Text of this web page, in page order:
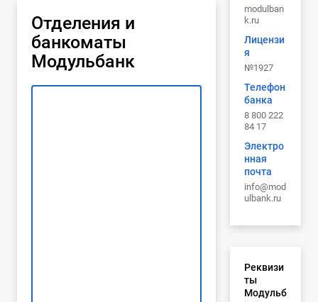
Отделения и
банкоматы
Модульбанк
modulban
k.ru
Лицензи
я
№1927
Телефон
банка
8 800 222
84 17
Электро
нная
почта
info@mod
ulbank.ru
Реквизи
ты
Модульб